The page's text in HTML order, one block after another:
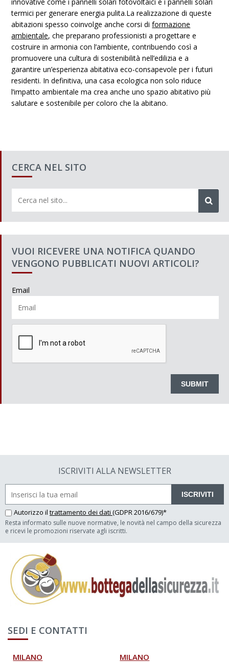
termici per generare energia pulita.La realizzazione di queste
abitazioni spesso coinvolge anche corsi diformazione
ambientale, che preparano professionisti a progettare e
costruire in armonia con l’ambiente, contribuendo così a
promuovere una cultura di sostenibilità nell’edilizia e a
garantire un’esperienza abitativa eco-consapevole per i futuri
residenti. In definitiva, una casa ecologica non solo riduce
l’impatto ambientale ma crea anche uno spazio abitativo più
salutare e sostenibile per coloro che la abitano.
CERCA NEL SITO
VUOI RICEVERE UNA NOTIFICA QUANDO
VENGONO PUBBLICATI NUOVI ARTICOLI?
Email
ISCRIVITI ALLA NEWSLETTER
ISCRIVITI
Autorizzo il trattamento dei dati (GDPR 2016/679)*
Resta informato sulle nuove normative, le novità nel campo della sicurezza
e ricevi le promozioni riservate agli iscritti.
SEDI E CONTATTI
MILANO MILANO